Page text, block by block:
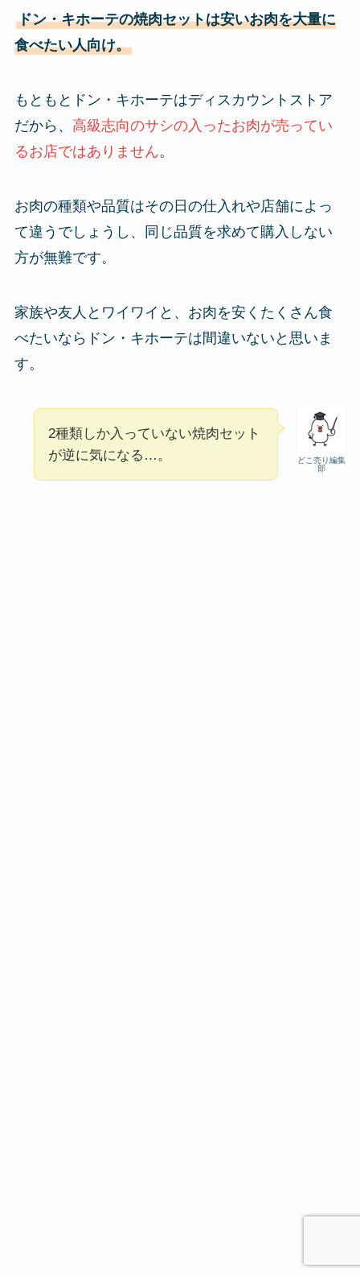
ドン・キホーテの焼肉セットは安いお肉を大量に
食べたい人向け。
もともとドン・キホーテはディスカウントストア
だから、 高級志向のサシの入ったお肉が売ってい
るお店ではありません。
お肉の種類や品質はその日の仕入れや店舗によっ
て違うでしょうし、同じ品質を求めて購入しない
方が無難です。
家族や友人とワイワイと、お肉を安くたくさん食
べたいならドン・キホーテは間違いないと思いま
す。
どこ売り編集
部
2種類しか入っていない焼肉セット
が逆に気になる…。